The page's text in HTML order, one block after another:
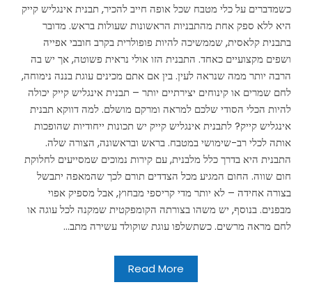
כשמדברים על כלי מטבח שכל אופה חייב להכיר, תבנית אינגליש קייק
היא ללא ספק אחת מהתבניות הראשונות שעולות בראש. מדובר
בתבנית קלאסית, שממשיכה להיות פופולרית בקרב חובבי אפייה
ושפים מקצועיים כאחד. התבנית הזו אולי נראית פשוטה, אך יש בה
הרבה יותר ממה שנראה לעין. בין אם אתם מכינים עוגת בננה נימוחה,
לחם שמרים או קינוחים יצירתיים יותר – תבנית אינגליש קייק יכולה
להיות הכלי הסודי שלכם למראה ומרקם מושלם. למה דווקא תבנית
אינגליש קייק? לתבנית אינגליש קייק יש תכונות ייחודיות שהופכות
אותה לכלי רב-שימושי במטבח. בראש ובראשונה, הצורה שלה.
התבנית היא בדרך כלל מלבנית, עם קירות נמוכים שמסייעים לחלוקת
חום שווה. החום המגיע מכל הצדדים תורם לכך שהמאפה יתבשל
בצורה אחידה – לא יותר מדי קריספי מבחוץ, אבל מספיק אפוי
מבפנים. בנוסף, יש משהו בצורתה הקומפקטית שמקנה לכל עוגה או
לחם מראה מרשים. כשתשלפו עוגת שוקולד עשירה מתב...
Read More